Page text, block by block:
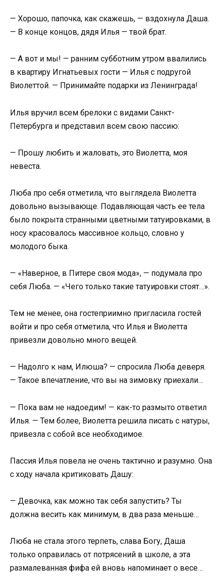
— Хорошо, папочка, как скажешь, — вздохнула Даша.
— В конце концов, дядя Илья — твой брат.
— А вот и мы! — ранним субботним утром ввалились
в квартиру Игнатьевых гости — Илья с подругой
Виолеттой. — Принимайте подарки из Ленинграда!
Илья вручил всем брелоки с видами Санкт-
Петербурга и представил всем свою пассию:
— Прошу любить и жаловать, это Виолетта, моя
невеста.
Люба про себя отметила, что выглядела Виолетта
довольно вызывающе. Подавляющая часть ее тела
было покрыта странными цветными татуировками, в
носу красовалось массивное кольцо, словно у
молодого быка.
— «Наверное, в Питере своя мода», — подумала про
себя Люба. — «Чего только такие татуировки стоят…».
Тем не менее, она гостеприимно пригласила гостей
войти и про себя отметила, что Илья и Виолетта
привезли довольно много вещей.
— Надолго к нам, Илюша? — спросила Люба деверя.
— Такое впечатление, что вы на зимовку приехали…
— Пока вам не надоедим! — как-то размыто ответил
Илья. — Тем более, Виолетта решила писать с натуры,
привезла с собой все необходимое.
Пассия Илья повела не очень тактично и разумно. Она
с ходу начала критиковать Дашу:
— Девочка, как можно так себя запустить? Ты
должна весить как минимум, в два раза меньше…
Люба не стала этого терпеть, слава Богу, Даша
только оправилась от потрясений в школе, а эта
размалеванная фифа ей вновь напоминает о весе…